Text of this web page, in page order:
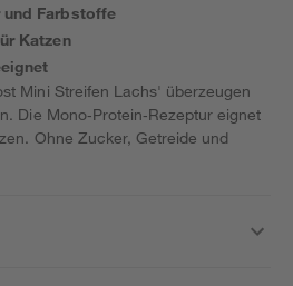
und Farbstoffe
Katzen
Mini Streifen Lachs' überzeugen
Die Mono‑Protein‑Rezeptur eignet
Ohne Zucker, Getreide und